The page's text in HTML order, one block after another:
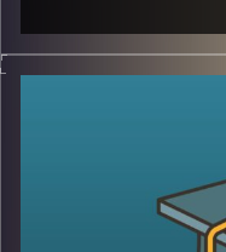
הים התיכון:
באוניברסיטת רייכמן .
ימית, אצות